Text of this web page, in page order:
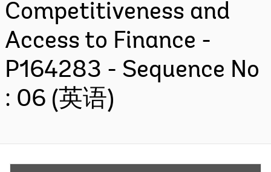
Competitiveness and
Access to Finance -
P164283 - Sequence No
: 06 (英语)